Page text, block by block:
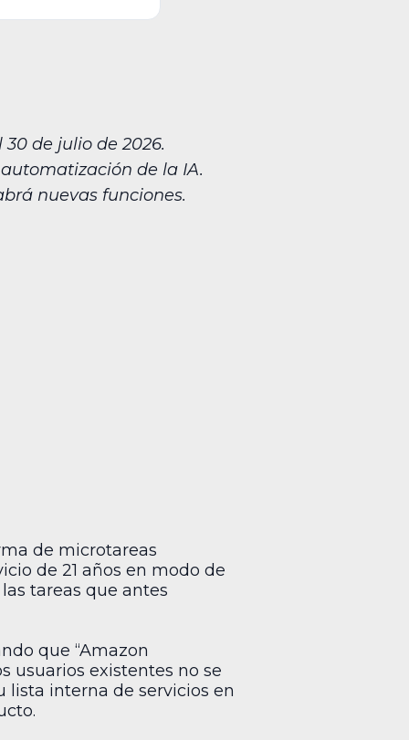
de julio de 2026.
de la IA.
nuevas funciones.
de microtareas
de 21 años en modo de
tareas que antes
que “Amazon
usuarios existentes no se
lista interna de servicios en